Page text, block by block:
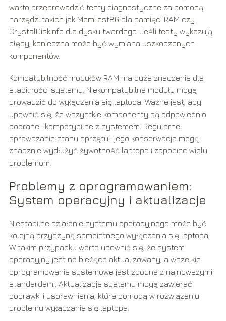
warto przeprowadzić testy diagnostyczne za pomocą
narzędzi takich jak MemTest86 dla pamięci RAM czy
CrystalDiskInfo dla dysku twardego. Jeśli testy wykazują
błędy, konieczna może być wymiana uszkodzonych
komponentów.
Kompatybilność modułów RAM ma duże znaczenie dla
stabilności systemu. Niekompatybilne moduły mogą
prowadzić do wyłączania się laptopa. Ważne jest, aby
upewnić się, że wszystkie komponenty są odpowiednio
dobrane i kompatybilne z systemem. Regularne
sprawdzanie stanu sprzętu i jego konserwacja mogą
znacznie wydłużyć żywotność laptopa i zapobiec wielu
problemom.
Problemy z oprogramowaniem:
System operacyjny i aktualizacje
Niestabilne działanie systemu operacyjnego może być
kolejną przyczyną samoistnego wyłączania się laptopa.
W takim przypadku warto upewnić się, że system
operacyjny jest na bieżąco aktualizowany, a wszelkie
oprogramowanie systemowe jest zgodne z najnowszymi
standardami. Aktualizacje systemu mogą zawierać
poprawki i usprawnienia, które pomogą w rozwiązaniu
problemu wyłączania się laptopa.